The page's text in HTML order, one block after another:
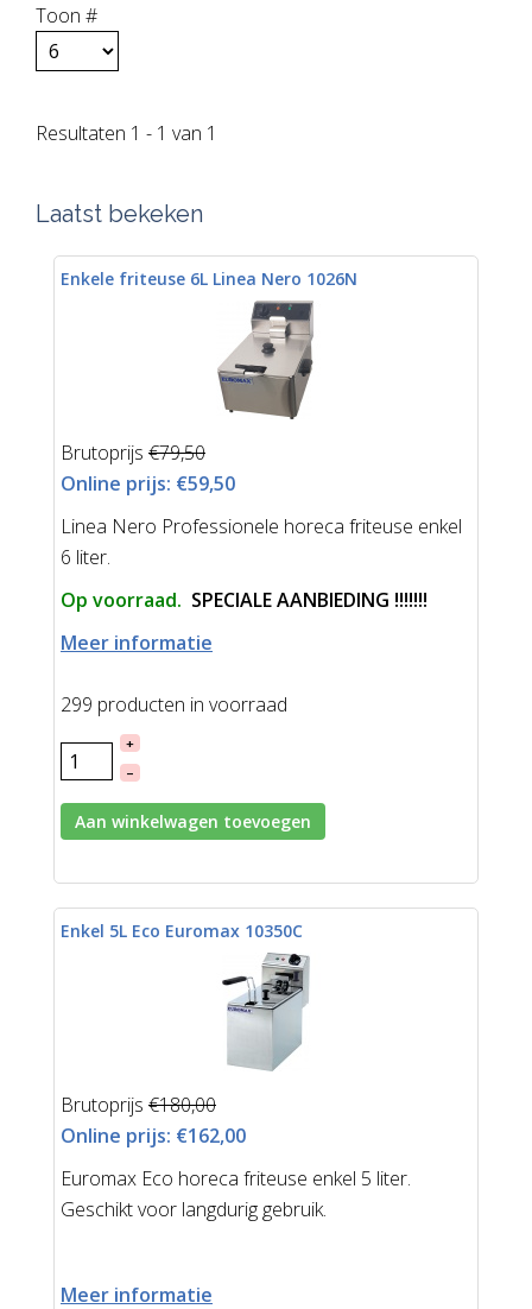
Toon #
Resultaten 1 - 1 van 1
Laatst bekeken
Enkele friteuse 6L Linea Nero 1026N
Brutoprijs €79,50
Online prijs: €59,50
Linea Nero Professionele horeca friteuse enkel
6 liter.
Op voorraad. SPECIALE AANBIEDING !!!!!!!
Meer informatie
299 producten in voorraad
+
–
Aan winkelwagen toevoegen
Enkel 5L Eco Euromax 10350C
Brutoprijs €180,00
Online prijs: €162,00
Euromax Eco horeca friteuse enkel 5 liter.
Geschikt voor langdurig gebruik.
Meer informatie